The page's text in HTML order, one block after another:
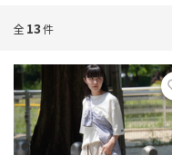
全 13 件